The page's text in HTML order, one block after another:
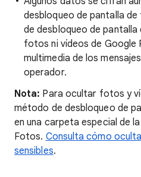
desbloqueo de pantalla
de desbloqueo de
fotos ni vídeos de Google
multimedia de los
operador.
Nota: Para ocultar fotos y
método de desbloqueo de
en una carpeta especial de
Fotos. Consulta cómo
sensibles.